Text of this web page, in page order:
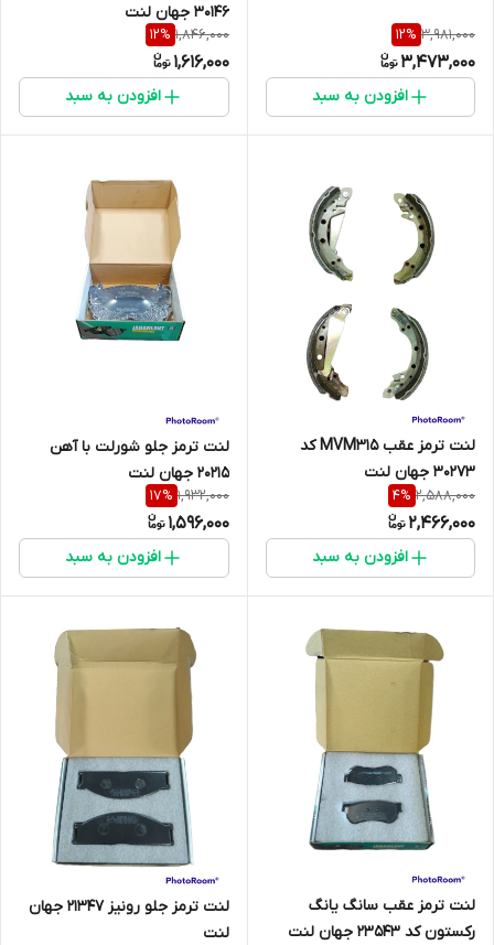
3,981,000
12%
3,473,000
افزودن به سبد
30146 جهان لنت
1,846,000
12%
1,616,000
افزودن به سبد
لنت ترمز عقب MVM315 کد
30273 جهان لنت
2,588,000
4%
2,466,000
افزودن به سبد
لنت ترمز جلو شورلت با آهن
20215 جهان لنت
1,932,000
17%
1,596,000
افزودن به سبد
لنت ترمز عقب سانگ یانگ
رکستون کد 23543 جهان لنت
لنت ترمز جلو رونیز 21347 جهان
لنت